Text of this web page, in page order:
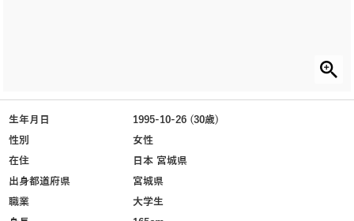
生年月日
1995-10-26 (30歳)
性別
女性
在住
日本 宮城県
出身都道府県
宮城県
職業
大学生